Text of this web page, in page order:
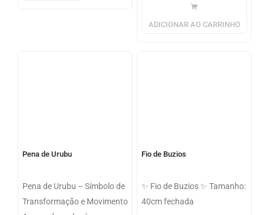
ADICIONAR AO CARRINHO
Pena de Urubu
Pena de Urubu – Símbolo de
Transformação e Movimento
Fio de Buzios
✨ Fio de Buzios ✨ Tamanho:
40cm fechada